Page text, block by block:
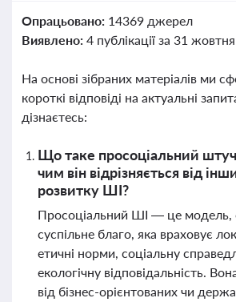
Опрацьовано: 14369 джерел
Виявлено: 4 публікації за 31 жовтня
На основі зібраних матеріалів ми
короткі відповіді на актуальні
дізнаєтесь:
Що таке просоціальний
чим він відрізняється від
розвитку ШІ?
Просоціальний ШІ — це модель,
суспільне благо, яка враховує
етичні норми, соціальну
екологічну відповідальність.
від бізнес-орієнтованих чи